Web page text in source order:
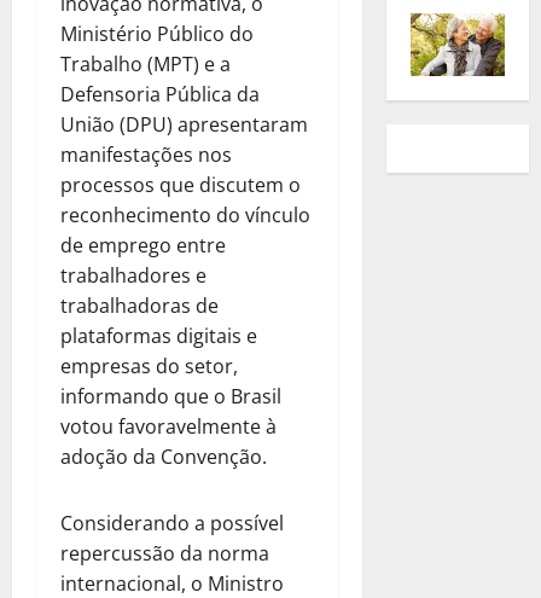
Ministério Público do
Trabalho (MPT) e a
Defensoria Pública da
União (DPU) apresentaram
manifestações nos
processos que discutem o
reconhecimento do vínculo
de emprego entre
trabalhadores e
trabalhadoras de
plataformas digitais e
empresas do setor,
informando que o Brasil
votou favoravelmente à
adoção da Convenção.
Considerando a possível
repercussão da norma
internacional, o Ministro